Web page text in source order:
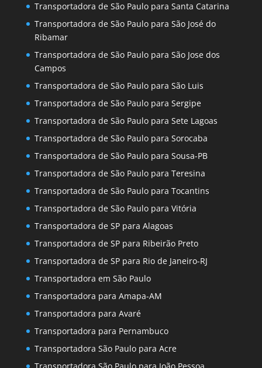
Transportadora de São Paulo para Santa Catarina
Transportadora de São Paulo para São José do
Ribamar
Transportadora de São Paulo para São Jose dos
Campos
Transportadora de São Paulo para São Luis
Transportadora de São Paulo para Sergipe
Transportadora de São Paulo para Sete Lagoas
Transportadora de São Paulo para Sorocaba
Transportadora de São Paulo para Sousa-PB
Transportadora de São Paulo para Teresina
Transportadora de São Paulo para Tocantins
Transportadora de São Paulo para Vitória
Transportadora de SP para Alagoas
Transportadora de SP para Ribeirão Preto
Transportadora de SP para Rio de Janeiro-RJ
Transportadora em São Paulo
Transportadora para Amapa-AM
Transportadora para Avaré
Transportadora para Pernambuco
Transportadora São Paulo para Acre